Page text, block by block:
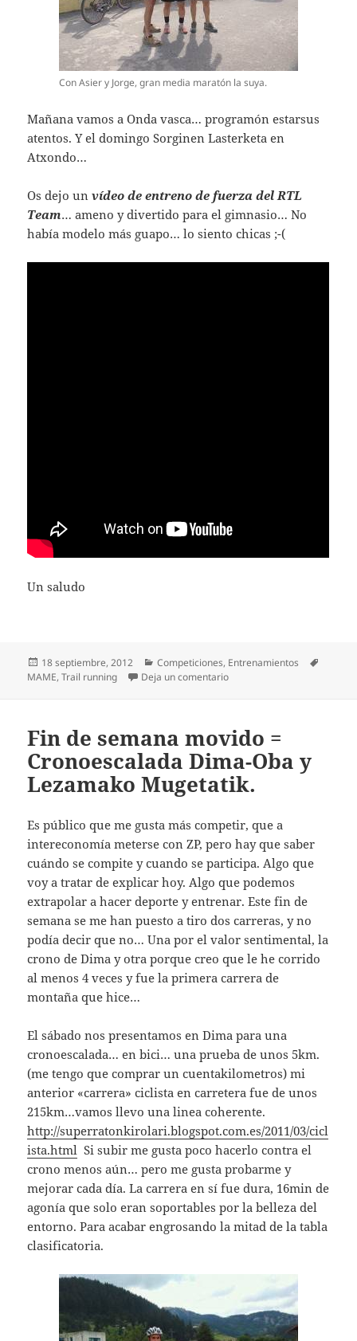
Con Asier y Jorge, gran media maratón la suya.
Mañana vamos a Onda vasca… programón estarsus
atentos. Y el domingo Sorginen Lasterketa en
Atxondo…
Os dejo unvídeo de entreno de fuerza del RTL
Team… ameno y divertido para el gimnasio… No
había modelo más guapo… lo siento chicas ;-(
Un saludo
Publicado
el
18 septiembre, 2012 Categorías
Competiciones, Entrenamientos
MAME,Trail running Deja un comentarioen Maratón Medinesa. Lo
Fin de semana movido =
Cronoescalada Dima-Oba y
Lezamako Mugetatik.
Es público que me gusta más competir, que a
intereconomía meterse con ZP, pero hay que saber
cuándo se compite y cuando se participa. Algo que
voy a tratar de explicar hoy. Algo que podemos
extrapolar a hacer deporte y entrenar. Este fin de
semana se me han puesto a tiro dos carreras, y no
podía decir que no… Una por el valor sentimental, la
crono de Dima y otra porque creo que le he corrido
al menos 4 veces y fue la primera carrera de
montaña que hice…
El sábado nos presentamos en Dima para una
cronoescalada… en bici… una prueba de unos 5km.
(me tengo que comprar un cuentakilometros) mi
anterior «carrera» ciclista en carretera fue de unos
215km…vamos llevo una linea coherente.
http://superratonkirolari.blogspot.com.es/2011/03/cicl
ista.html Si subir me gusta poco hacerlo contra el
crono menos aún… pero me gusta probarme y
mejorar cada día. La carrera en sí fue dura, 16min de
agonía que solo eran soportables por la belleza del
entorno. Para acabar engrosando la mitad de la tabla
clasificatoria.